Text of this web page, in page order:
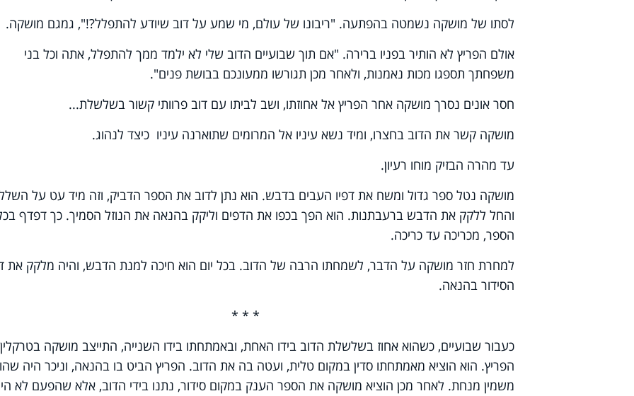
לסתו של מושקה נשמטה בהפתעה. "ריבונו של עולם, מי שמע על דוב שיודע להתפלל?!", גמגם מושקה.
אולם הפריץ לא הותיר בפניו ברירה. "אם תוך שבועיים הדוב שלי לא ילמד ממך להתפלל, אתה וכל בני
משפחתך תספגו מכות נאמנות, ולאחר מכן תגורשו ממעונכם בבושת פנים".
חסר אונים נסרך מושקה אחר הפריץ אל אחוזתו, ושב לביתו עם דוב פרוותי קשור בשלשלת...
מושקה קשר את הדוב בחצרו, ומיד נשא עיניו אל המרומים שתוארנה עיניו כיצד לנהוג.
עד מהרה הבזיק מוחו רעיון.
מושקה נטל ספר גדול ומשח את דפיו העבים בדבש. הוא נתן לדוב את הספר הדביק, וזה מיד עט על
והחל ללקק את הדבש ברעבתנות. הוא הפך בכפו את הדפים וליקק בהנאה את הנוזל הסמיך. כך דפדף
הספר, מכריכה עד כריכה.
למחרת חזר מושקה על הדבר, לשמחתו הרבה של הדוב. בכל יום הוא חיכה למנת הדבש, והיה מלקק את
הסידור בהנאה.
* * *
כעבור שבועיים, כשהוא אחוז בשלשלת הדוב בידו האחת, ובאמתחתו בידו השנייה, התייצב מושקה בטרקלין
הפריץ. הוא הוציא מאמתחתו סדין במקום טלית, ועטה בה את הדוב. הפריץ הביט בו בהנאה, וניכר היה
משמין מנחת. לאחר מכן הוציא מושקה את הספר הענק במקום סידור, נתנו בידי הדוב, אלא שהפעם לא